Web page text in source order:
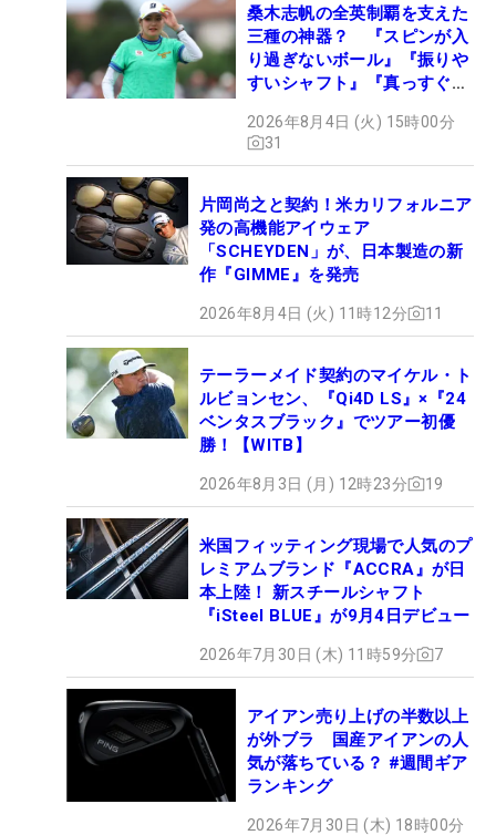
桑木志帆の全英制覇を支えた
三種の神器？ 『スピンが入
り過ぎないボール』『振りや
すいシャフト』『真っすぐ飛
セッティング
2026年8月4日 (火) 15時00分
31
片岡尚之と契約！米カリフォルニア
発の高機能アイウェア
「SCHEYDEN」が、日本製造の新
作『GIMME』を発売
2026年8月4日 (火) 11時12分 11
テーラーメイド契約のマイケル・ト
ルビョンセン、『Qi4D LS』×『24
ベンタスブラック』でツアー初優
勝！【WITB】
2026年8月3日 (月) 12時23分 19
米国フィッティング現場で人気のプ
レミアムブランド『ACCRA』が日
本上陸！ 新スチールシャフト
『iSteel BLUE』が9月4日デビュー
2026年7月30日 (木) 11時59分 7
アイアン売り上げの半数以上
が外ブラ 国産アイアンの人
気が落ちている？ #週間ギア
ランキング
2026年7月30日 (木) 18時00分